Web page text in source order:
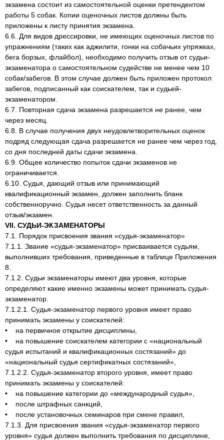
экзамена состоит из самостоятельной оценки претендентом
работы 5 собак. Копии оценочных листов должны быть
приложены к листу принятия экзамена.
6.6. Для видов дрессировки, не имеющих оценочных листов по
упражнениям (таких как аджилити, гонки на собачьих упряжках,
бега борзых, флайбол), необходимо получить отзыв от судьи-
экзаменатора о самостоятельном судействе не менее чем 10
собак/забегов. В этом случае должен быть приложен протокол
забегов, подписанный как соискателем, так и судьей-
экзаменатором.
6.7. Повторная сдача экзамена разрешается не ранее, чем
через месяц.
6.8. В случае получения двух неудовлетворительных оценок
подряд следующая сдача разрешается не ранее чем через год,
со дня последней даты сдачи экзамена.
6.9. Общее количество попыток сдачи экзаменов не
ограничивается.
6.10. Судья, дающий отзыв или принимающий
квалификационный экзамен, должен заполнить бланк
собственноручно. Судья несет ответственность за данный
отзыв/экзамен.
VII. СУДЬИ-ЭКЗАМЕНАТОРЫ
7.1. Порядок присвоения звания «судья-экзаменатор»
7.1.1. Звание «судья-экзаменатор» присваивается судьям,
выполнивших требования, приведенные в таблице Приложения
8.
7.1.2. Судьи экзаменаторы имеют два уровня, которые
определяют какие именно экзамены может принимать судья-
экзаменатор.
7.1.2.1. Судья-экзаменатор первого уровня имеет право
принимать экзамены у соискателей:
• на первичное открытие дисциплины,
• на повышение соискателем категории с «национальный
судья испытаний и квалификационных состязаний» до
«национальный судья сертификатных состязаний»,
7.1.2.2. Судья-экзаменатор второго уровня, имеет право
принимать экзамены у соискателей:
• на повышение категории до «международный судья»,
• после штрафных санкций,
• после установочных семинаров при смене правил,
7.1.3. Для присвоения звания «судья-экзаменатор первого
уровня» судья должен выполнить требования по дисциплине,